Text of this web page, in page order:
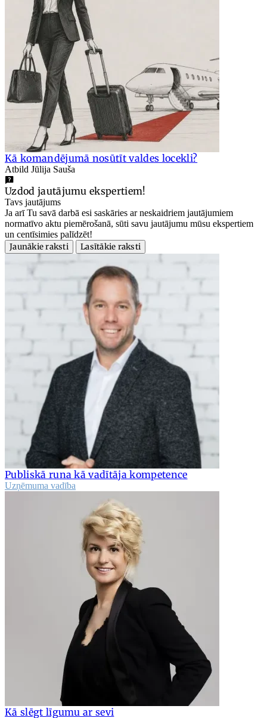
Kā komandējumā nosūtīt valdes locekli?
Atbild Jūlija Sauša
Uzdod jautājumu ekspertiem!
Tavs jautājums
Ja arī Tu savā darbā esi saskāries ar neskaidriem jautājumiem
normatīvo aktu piemērošanā, sūti savu jautājumu mūsu ekspertiem
un centīsimies palīdzēt!
Jaunākie raksti
Lasītākie raksti
Publiskā runa kā vadītāja kompetence
Uzņēmuma vadība
Kā slēgt līgumu ar sevi